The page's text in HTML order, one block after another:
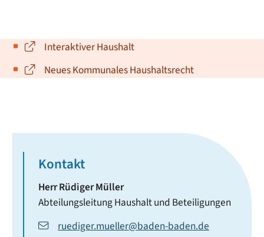
Interaktiver Haushalt
Neues Kommunales Haushaltsrecht
Kontakt
HerrRüdigerMüller
Abteilungsleitung Haushalt und Beteiligungen
ruediger.mueller@baden-baden.de